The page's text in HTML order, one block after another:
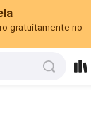
gratuitamente no